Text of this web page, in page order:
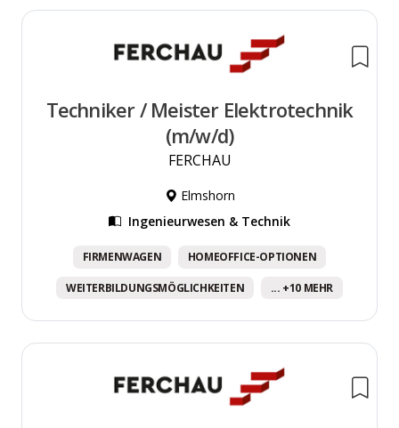
Techniker / Meister Elektrotechnik
(m/w/d)
FERCHAU
Elmshorn
Ingenieurwesen & Technik
FIRMENWAGEN HOMEOFFICE-OPTIONEN
WEITERBILDUNGSMÖGLICHKEITEN ... +10 MEHR